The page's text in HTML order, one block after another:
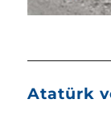
Atatürk